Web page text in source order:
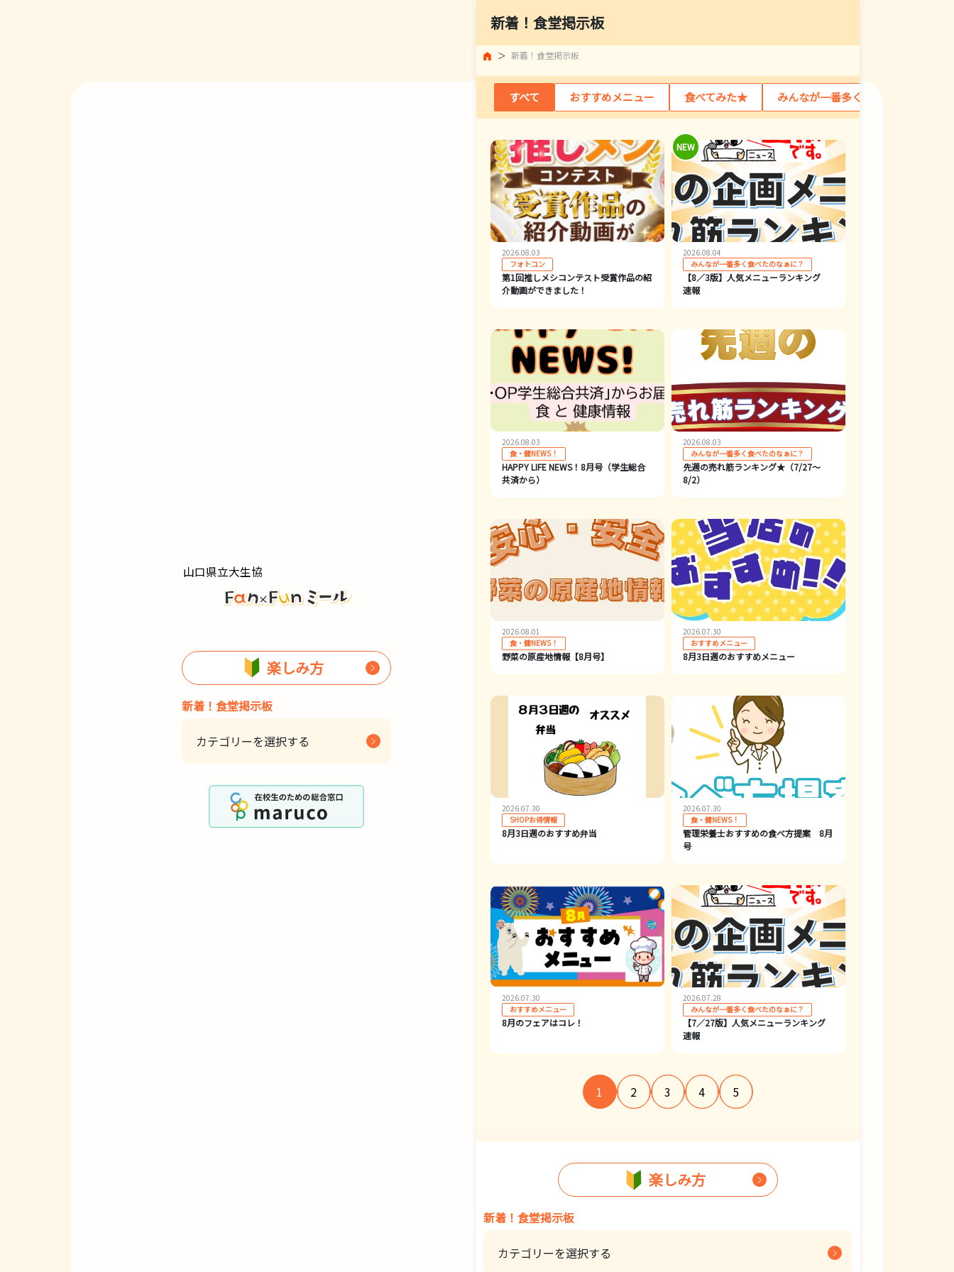
山口県立大生協
楽しみ方
新着！食堂掲示板
カテゴリーを選択する
新着！食堂掲示板
新着！食堂掲示板
すべて おすすめメニュー 食べてみた★ みんなが一番多く食べたのなぁに？
2026.08.03
フォトコン
第1回推しメシコンテスト受賞作品の紹
介動画ができました！
NEW
2026.08.04
みんなが一番多く食べたのなぁに？
【8／3版】人気メニューランキング
速報
2026.08.03
食・健NEWS！
HAPPY LIFE NEWS！8月号（学生総合
共済から）
2026.08.03
みんなが一番多く食べたのなぁに？
先週の売れ筋ランキング★（7/27～
8/2）
2026.08.01
食・健NEWS！
野菜の原産地情報【8月号】
2026.07.30
おすすめメニュー
8月3日週のおすすめメニュー
2026.07.30
SHOPお得情報
8月3日週のおすすめ弁当
2026.07.30
食・健NEWS！
管理栄養士おすすめの食べ方提案 8月
号
2026.07.30
おすすめメニュー
8月のフェアはコレ！
2026.07.28
みんなが一番多く食べたのなぁに？
【7／27版】人気メニューランキング
速報
1 2 3 4 5
楽しみ方
新着！食堂掲示板
カテゴリーを選択する